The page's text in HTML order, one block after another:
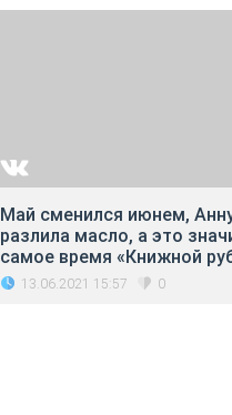
Май сменился июнем,
разлила масло, а это
самое время «Книжной
13.06.2021 15:57 0